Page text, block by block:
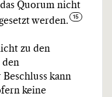
Quorum nicht
werden.
zu den
kann
keine